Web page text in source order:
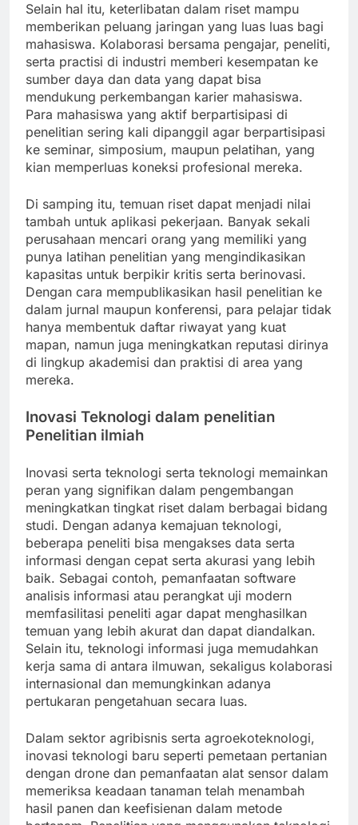
Selain hal itu, keterlibatan dalam riset mampu
memberikan peluang jaringan yang luas luas bagi
mahasiswa. Kolaborasi bersama pengajar, peneliti,
serta practisi di industri memberi kesempatan ke
sumber daya dan data yang dapat bisa
mendukung perkembangan karier mahasiswa.
Para mahasiswa yang aktif berpartisipasi di
penelitian sering kali dipanggil agar berpartisipasi
ke seminar, simposium, maupun pelatihan, yang
kian memperluas koneksi profesional mereka.
Di samping itu, temuan riset dapat menjadi nilai
tambah untuk aplikasi pekerjaan. Banyak sekali
perusahaan mencari orang yang memiliki yang
punya latihan penelitian yang mengindikasikan
kapasitas untuk berpikir kritis serta berinovasi.
Dengan cara mempublikasikan hasil penelitian ke
dalam jurnal maupun konferensi, para pelajar tidak
hanya membentuk daftar riwayat yang kuat
mapan, namun juga meningkatkan reputasi dirinya
di lingkup akademisi dan praktisi di area yang
mereka.
Inovasi Teknologi dalam penelitian
Penelitian ilmiah
Inovasi serta teknologi serta teknologi memainkan
peran yang signifikan dalam pengembangan
meningkatkan tingkat riset dalam berbagai bidang
studi. Dengan adanya kemajuan teknologi,
beberapa peneliti bisa mengakses data serta
informasi dengan cepat serta akurasi yang lebih
baik. Sebagai contoh, pemanfaatan software
analisis informasi atau perangkat uji modern
memfasilitasi peneliti agar dapat menghasilkan
temuan yang lebih akurat dan dapat diandalkan.
Selain itu, teknologi informasi juga memudahkan
kerja sama di antara ilmuwan, sekaligus kolaborasi
internasional dan memungkinkan adanya
pertukaran pengetahuan secara luas.
Dalam sektor agribisnis serta agroekoteknologi,
inovasi teknologi baru seperti pemetaan pertanian
dengan drone dan pemanfaatan alat sensor dalam
memeriksa keadaan tanaman telah menambah
hasil panen dan keefisienan dalam metode